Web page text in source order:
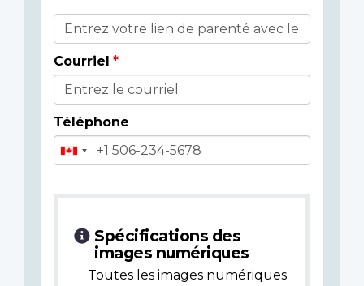
Courriel
Téléphone
Spécifications des
images numériques
Toutes les images numériques